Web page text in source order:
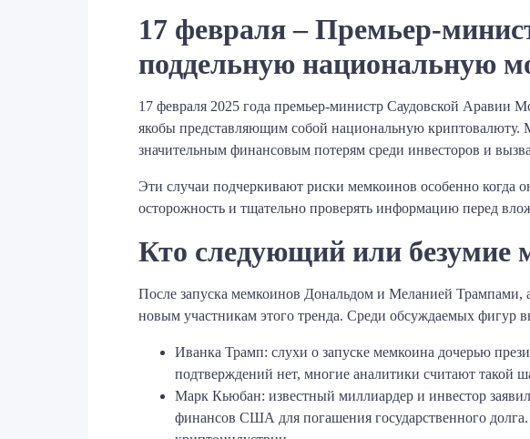
17 февраля – Премьер-
поддельную национальную
17 февраля 2025 года премьер-министр Саудовской Аравии
якобы представляющим собой национальную криптовалюту.
значительным финансовым потерям среди инвесторов и
Эти случаи подчеркивают риски мемкоинов особенно когда
осторожность и тщательно проверять информацию перед
Кто следующий или безумие
После запуска мемкоинов Дональдом и Меланией
новым участникам этого тренда. Среди обсуждаемых фигур
Иванка Трамп: слухи о запуске мемкоина дочерью
подтверждений нет, многие аналитики считают такой
Марк Кьюбан: известный миллиардер и инвестор
финансов США для погашения государственного